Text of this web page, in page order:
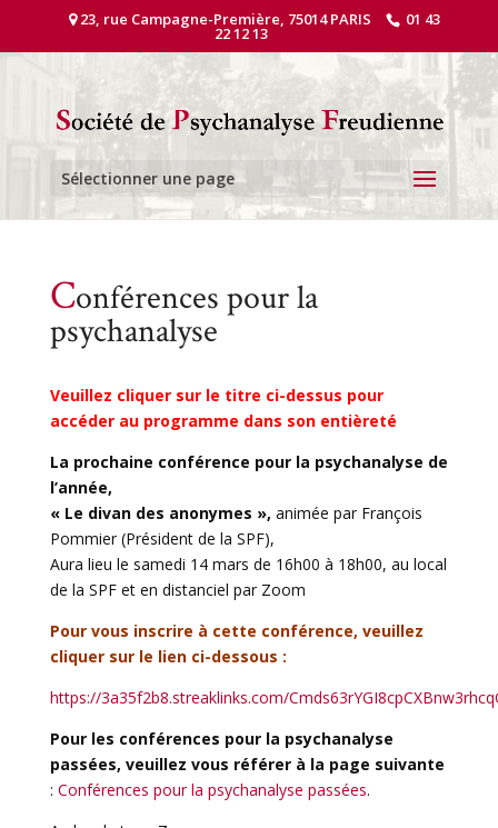
23, rue Campagne-Première, 75014 PARIS 01 43
22 12 13
Sélectionner une page
Conférences pour la
psychanalyse
Veuillez cliquer sur le titre ci-dessus pour
accéder au programme dans son entièreté
La prochaine conférence pour la psychanalyse de
l’année,
« Le divan des anonymes », animée par François
Pommier (Président de la SPF),
Aura lieu le samedi 14 mars de 16h00 à 18h00, au local
de la SPF et en distanciel par Zoom
Pour vous inscrire à cette conférence, veuillez
cliquer sur le lien ci-dessous :
https://3a35f2b8.streaklinks.com/
Pour les conférences pour la psychanalyse
passées, veuillez vous référer à la page suivante
: Conférences pour la psychanalyse passées.